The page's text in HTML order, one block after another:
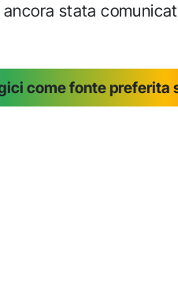
stata
come fonte preferita